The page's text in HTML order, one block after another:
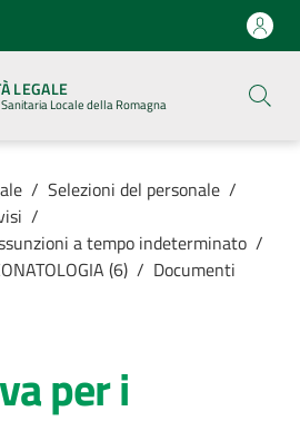
LEGALE
Locale della Romagna
/ Selezioni del personale /
/
a tempo indeterminato /
(6) / Documenti
per i